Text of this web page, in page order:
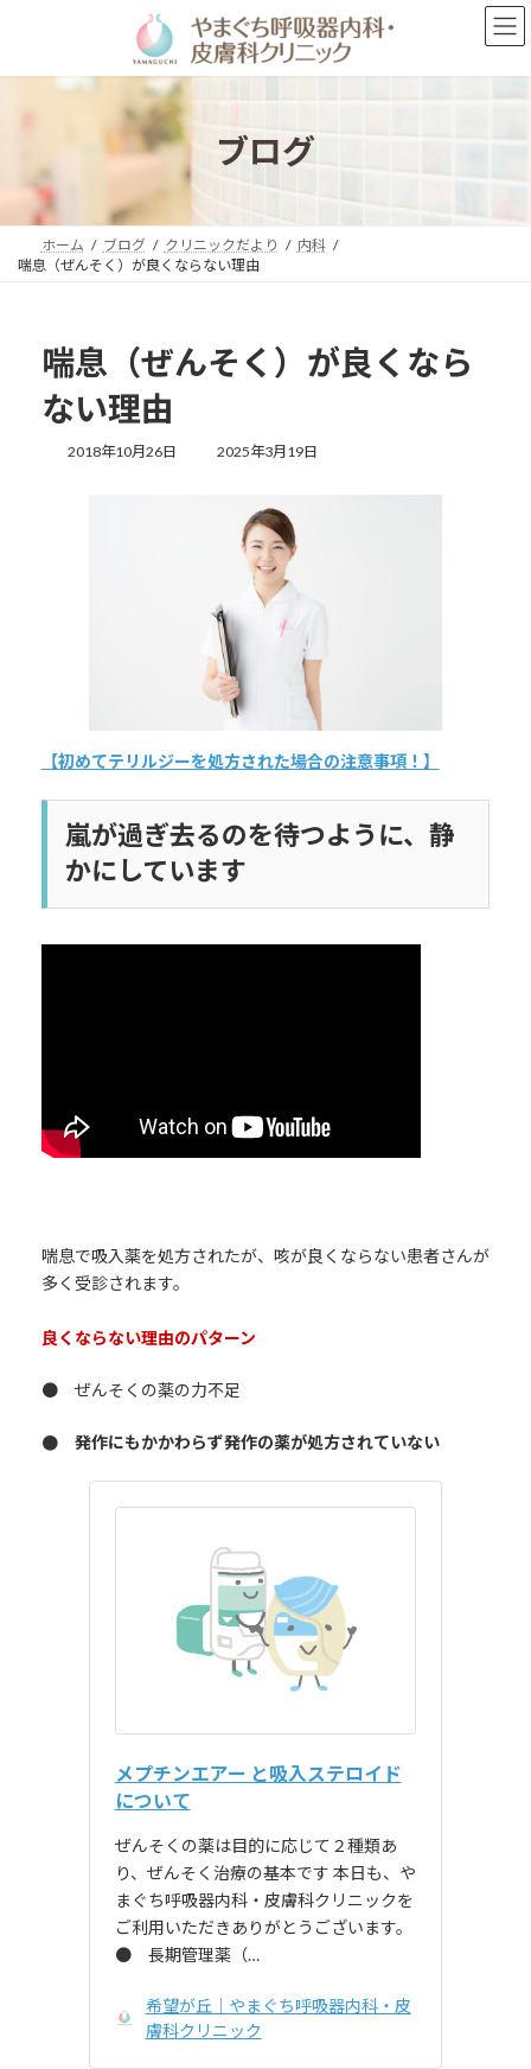
ン
プ
ー
動
ブログ
ホーム ブログ クリニックだより
内科
喘息（ぜんそく）が良くならない理由
喘息（ぜんそく）が良くなら
ない理由
2018年10月26日
最
2025年3月19日
【初めてテリルジーを処方された場合の注意事項！】
嵐が過ぎ去るのを待つように、静
かにしています
喘息で吸入薬を処方されたが、咳が良くならない患者さんが
多く受診されます。
良くならない理由のパターン
● ぜんそくの薬の力不足
● 発作にもかかわらず発作の薬が処方されていない
メプチンエアー と吸入ステロイド
について
ぜんそくの薬は目的に応じて２種類あ
り、ぜんそく治療の基本です 本日も、や
まぐち呼吸器内科・皮膚科クリニックを
ご利用いただきありがとうございます。
● 長期管理薬（…
希望が丘｜やまぐち呼吸器内科・皮
膚科クリニック